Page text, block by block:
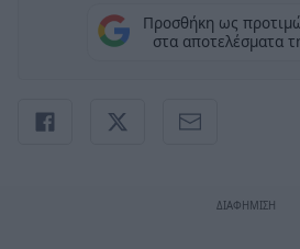
Προσθήκη ως
στα αποτελέσματα